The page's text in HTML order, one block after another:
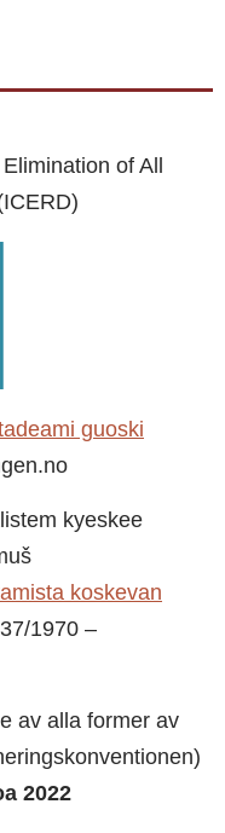
of All
guoski
kyeskee
koskevan
1970 –
av alla former av
2022